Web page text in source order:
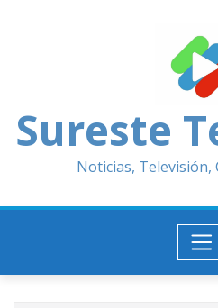
Sureste
Noticias, Televisión,